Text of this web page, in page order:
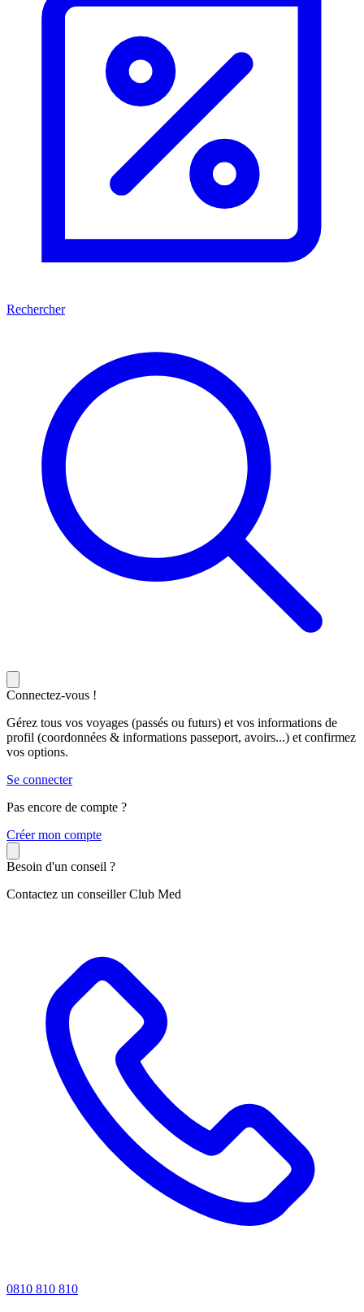
Rechercher
Connectez-vous !
Gérez tous vos voyages (passés ou futurs) et vos informations de
profil (coordonnées & informations passeport, avoirs...) et confirmez
vos options.
Se connecter
Pas encore de compte ?
Créer mon compte
Besoin d'un conseil ?
Contactez un conseiller Club Med
0810 810 810